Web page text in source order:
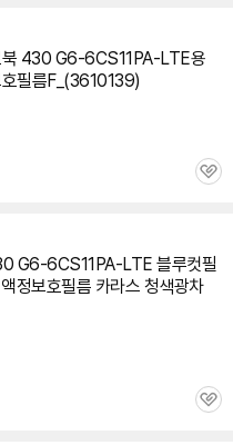
북 430 G6-6CS11PA-LTE용
필름F_(3610139)
관
G6-6CS11PA-LTE 블루컷필
정보호필름 카라스 청색광차
관